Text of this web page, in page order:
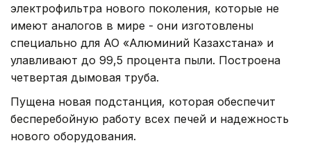
электрофильтра нового поколения, которые не
имеют аналогов в мире - они изготовлены
специально для АО «Алюминий Казахстана» и
улавливают до 99,5 процента пыли. Построена
четвертая дымовая труба.
Пущена новая подстанция, которая обеспечит
бесперебойную работу всех печей и надежность
нового оборудования.